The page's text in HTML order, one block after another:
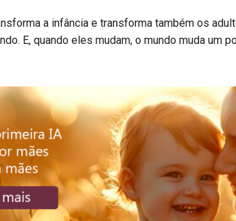
a infância e transforma também os
E, quando eles mudam, o mundo muda um